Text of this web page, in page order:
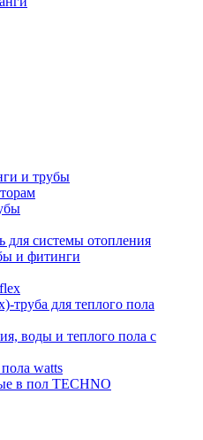
и трубы
для системы отопления
и фитинги
труба для теплого пола
воды и теплого пола с
watts
в пол TECHNO